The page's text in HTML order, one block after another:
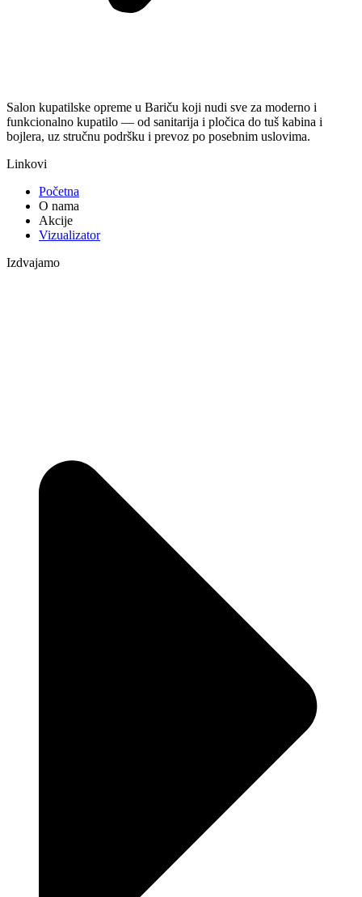
Salon kupatilske opreme u Bariču koji nudi sve za moderno i
funkcionalno kupatilo — od sanitarija i pločica do tuš kabina i
bojlera, uz stručnu podršku i prevoz po posebnim uslovima.
Linkovi
Početna
O nama
Akcije
Vizualizator
Izdvajamo